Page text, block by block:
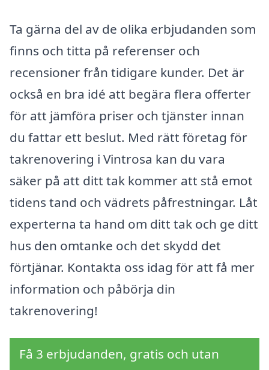
Ta gärna del av de olika erbjudanden som
finns och titta på referenser och
recensioner från tidigare kunder. Det är
också en bra idé att begära flera offerter
för att jämföra priser och tjänster innan
du fattar ett beslut. Med rätt företag för
takrenovering i Vintrosa kan du vara
säker på att ditt tak kommer att stå emot
tidens tand och vädrets påfrestningar. Låt
experterna ta hand om ditt tak och ge ditt
hus den omtanke och det skydd det
förtjänar. Kontakta oss idag för att få mer
information och påbörja din
takrenovering!
Få 3 erbjudanden, gratis och utan